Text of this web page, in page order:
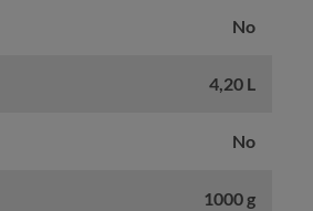
No
4,20 L
No
1000 g